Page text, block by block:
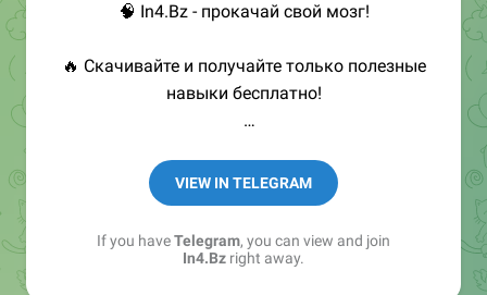
🧠 In4.Bz - прокачай свой мозг!
🔥 Скачивайте и получайте только полезные
навыки бесплатно!
➖ in4.bz/
➖ https://t.me/in4bz
➖ twitter.com/bz_in4
➖ https://t.me/in4news
VIEW IN TELEGRAM
If you haveTelegram, you can view and join
In4.Bz right away.